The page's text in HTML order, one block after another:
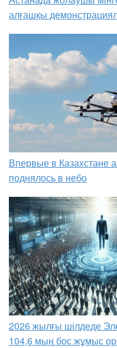
алғашқы
Впервые в Казахстане
поднялось в небо
2026 жылғы шілдеде
104,6 мың бос жұмыс